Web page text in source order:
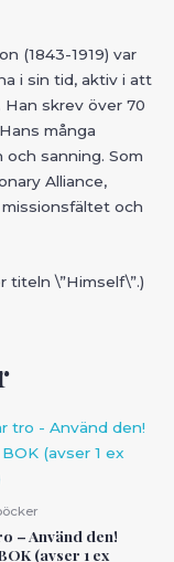
(1843-1919) var
i sin tid, aktiv i att
skrev över 70
många
och sanning. Som
Alliance,
och
titeln \”Himself\”.)
– Använd den!
(avser 1 ex